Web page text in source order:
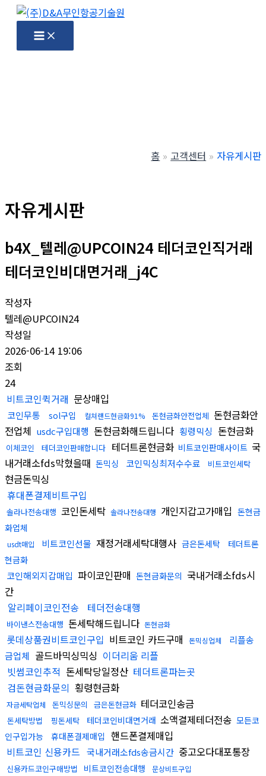
Main
Menu
홈 고객센터 자유게시판
자유게시판
b4X_텔레@UPCOIN24 테더코인직거래
테더코인비대면거래_j4C
작성자
텔레@UPCOIN24
작성일
2026-06-14 19:06
조회
24
비트코인퀵거래 문상매입
코인무통 sol구입 컬쳐랜드현금화91% 돈현금화안전업체 돈현금화안
전업체 usdc구입대행 돈현금화해드립니다 횡령믹싱 돈현금화
이체코인 테더코인판매합니다 테더트론현금화 비트코인판매사이트 국
내거래소fds막혔을때 돈믹싱 코인믹싱최저수수료 비트코인세탁
현금돈믹싱
휴대폰결제비트구입
솔라나전송대행 코인돈세탁 솔라나전송대행 개인지갑고가매입 돈현금
화업체
usdt매입 비트코인선물 재정거래세탁대행사 금은돈세탁
테더트론
현금화
코인해외지갑매입 파이코인판매 돈현금화문의 국내거래소fds시
간
알리페이코인전송
테더전송대행
바이낸스전송대행 돈세탁해드립니다 돈현금화
롯데상품권비트코인구입 비트코인 카드구매 돈믹싱업체
리플송
금업체 골드바믹싱믹싱 이더리움 리플
빗썸코인추적 돈세탁당일정산 테더트론파는곳
검돈현금화문의 횡령현금화
자금세탁업체 돈믹싱문의 금은돈현금화 테더코인송금
돈세탁방법 핑돈세탁 테더코인비대면거래 소액결제테더전송 모든코
인구입가능
휴대폰결제매입 핸드폰결제매입
비트코인 신용카드 국내거래소fds송금시간 중고오다대포통장
신용카드코인구매방법 비트코인전송대행 문상비트구입